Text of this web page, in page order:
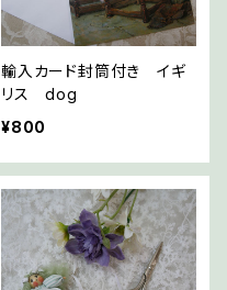
輸入カード封筒付き イギ
リス dog
¥800